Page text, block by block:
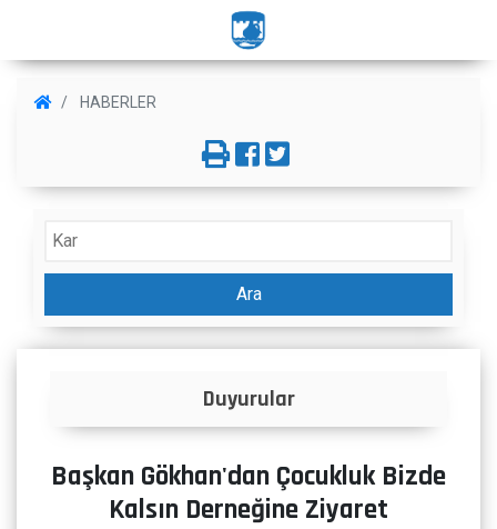
HABERLER
Ara
Başkan Gökhan'dan Çocukluk Bizde
Kalsın Derneğine Ziyaret